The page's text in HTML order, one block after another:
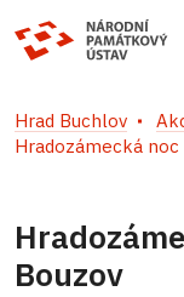
Hrad Buchlov
Hradozámecká
Bouzov